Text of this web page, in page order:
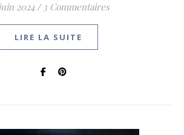
2024 / 3 Commentaires
LIRE LA SUITE